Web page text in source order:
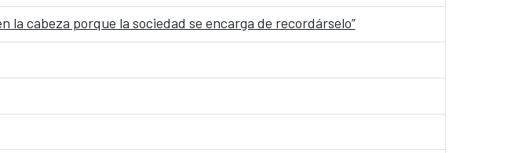
la cabeza porque la sociedad se encarga de recordárselo”